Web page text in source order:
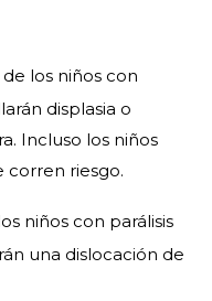
de los niños con
displasia o
Incluso los niños
corren riesgo.
niños con parálisis
una dislocación de